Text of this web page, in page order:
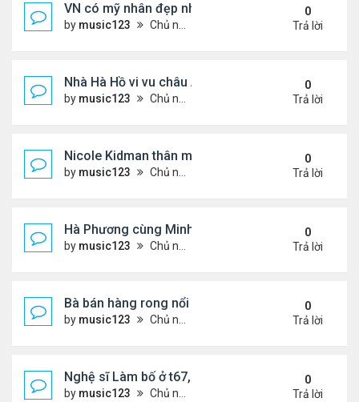
VN có mỹ nhân đẹp như búp bê bỏ showbiz lấy
by music123 Chủ nhật Tháng 7 26, 2026 4:49 pm
0
Trả lời
Nhà Hà Hồ vi vu châu Âu
by music123 Chủ nhật Tháng 7 26, 2026 4:40 pm
0
Trả lời
Nicole Kidman thân mật bên bf doanh nhân
by music123 Chủ nhật Tháng 7 26, 2026 4:34 pm
0
Trả lời
Hà Phương cùng Minh Tuyết đi sự kiện
by music123 Chủ nhật Tháng 7 26, 2026 3:51 pm
0
Trả lời
Bà bán hàng rong nổi tiếng bị tịch thu quang gánh
by music123 Chủ nhật Tháng 7 26, 2026 3:46 pm
0
Trả lời
Nghệ sĩ Làm bố ở t67, mê dưỡng da chẳng kém
by music123 Chủ nhật Tháng 7 26, 2026 3:41 pm
0
Trả lời